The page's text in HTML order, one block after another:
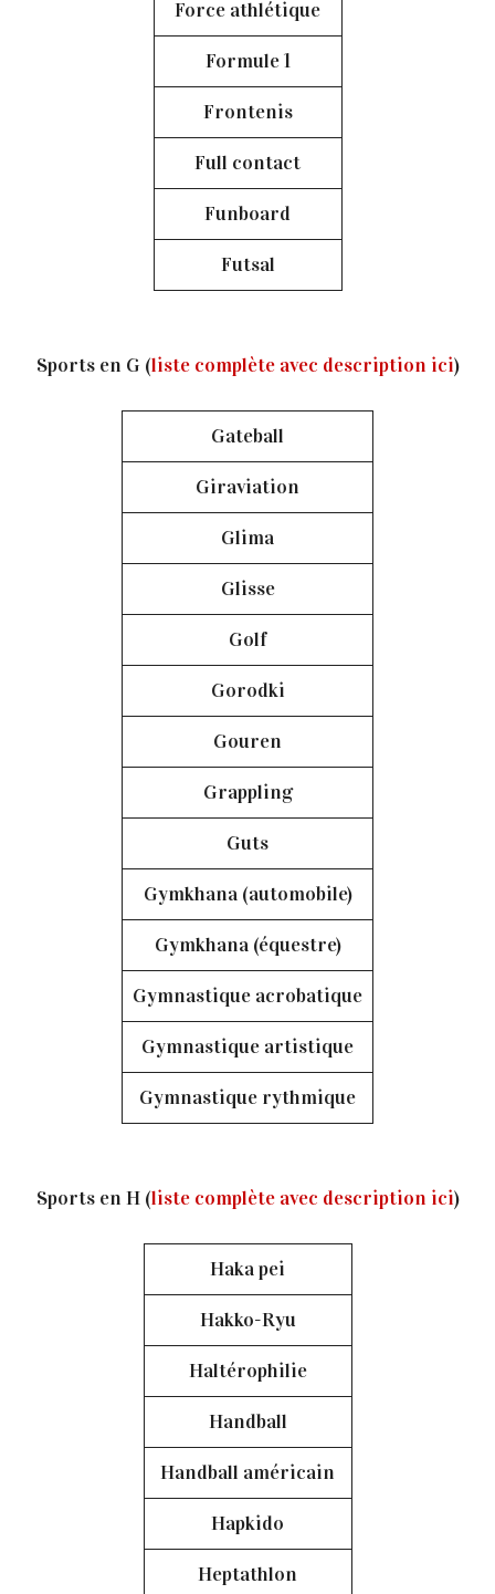
Force athlétique
Formule 1
Frontenis
Full contact
Funboard
Futsal
Sports en G (liste complète avec description ici)
Gateball
Giraviation
Glima
Glisse
Golf
Gorodki
Gouren
Grappling
Guts
Gymkhana (automobile)
Gymkhana (équestre)
Gymnastique acrobatique
Gymnastique artistique
Gymnastique rythmique
Sports en H (liste complète avec description ici)
Haka pei
Hakko-Ryu
Haltérophilie
Handball
Handball américain
Hapkido
Heptathlon